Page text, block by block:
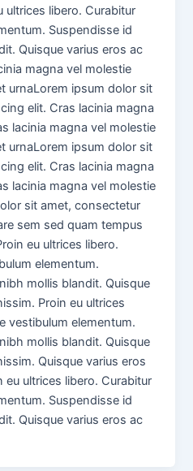
ultrices libero. Curabitur
Suspendisse id
Quisque varius eros ac
magna vel molestie
urnaLorem ipsum dolor sit
elit. Cras lacinia magna
lacinia magna vel molestie
urnaLorem ipsum dolor sit
elit. Cras lacinia magna
lacinia magna vel molestie
sit amet, consectetur
sem sed quam tempus
eu ultrices libero.
elementum.
mollis blandit. Quisque
Proin eu ultrices
vestibulum elementum.
mollis blandit. Quisque
Quisque varius eros
ultrices libero. Curabitur
Suspendisse id
Quisque varius eros ac